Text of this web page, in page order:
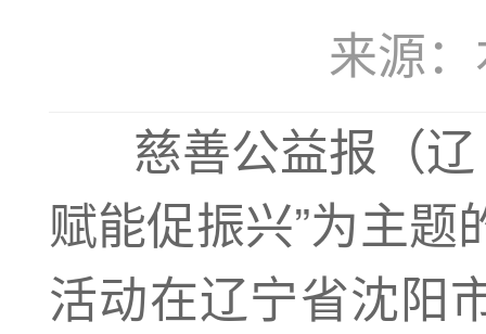
来源
慈善公益报（
赋能促振兴”为主
活动在辽宁省沈阳